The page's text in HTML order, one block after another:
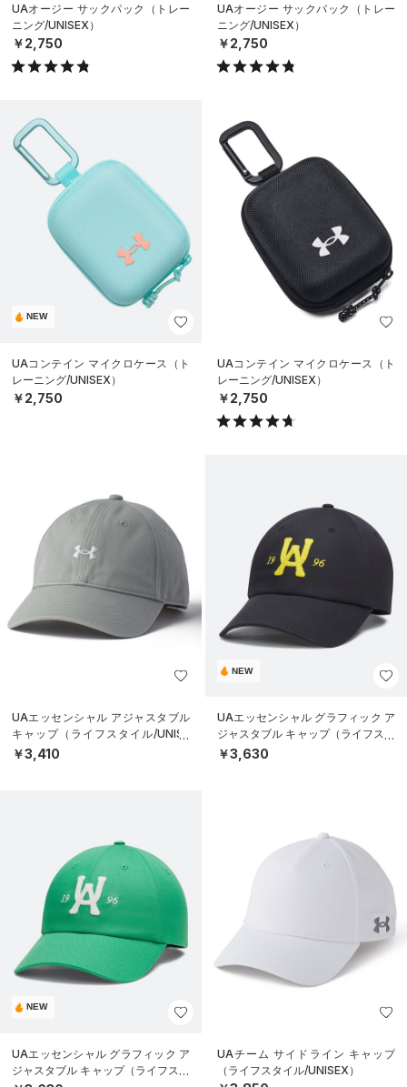
UAオージー サックパック（トレー
ニング/UNISEX）
￥2,750
UAオージー サックパック（トレー
ニング/UNISEX）
￥2,750
NEW
UAコンテイン マイクロケース（ト
レーニング/UNISEX）
￥2,750
UAコンテイン マイクロケース（ト
レーニング/UNISEX）
￥2,750
UAエッセンシャル アジャスタブル
キャップ（ライフスタイル/UNISE
X）
￥3,410
NEW
UAエッセンシャル グラフィック ア
ジャスタブル キャップ（ライフスタ
イル/UNISEX）
￥3,630
NEW
UAエッセンシャル グラフィック ア
ジャスタブル キャップ（ライフスタ
UAチーム サイドライン キャップ
（ライフスタイル/UNISEX）